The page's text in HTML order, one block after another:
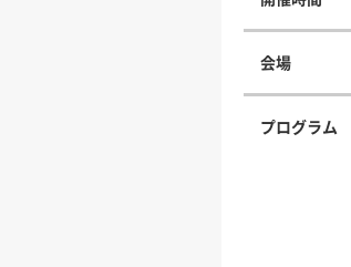
会場
プログラム